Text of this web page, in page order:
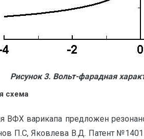
Рисунок 3. Вольт-фарадная
схема
варикапа предложен
П.С, Яковлева В.Д. Патент